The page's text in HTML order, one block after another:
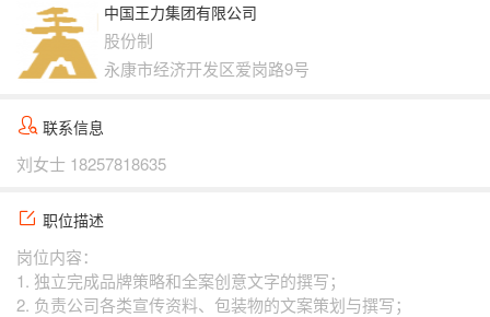
中国王力集团有限公司
股份制
永康市经济开发区爱岗路9号
联系信息
刘女士 18257818635
职位描述
岗位内容：
1. 独立完成品牌策略和全案创意文字的撰写；
2. 负责公司各类宣传资料、包装物的文案策划与撰写；